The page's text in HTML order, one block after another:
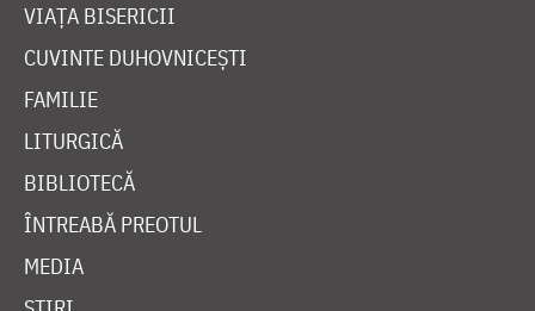
VIAȚA BISERICII
CUVINTE DUHOVNICEȘTI
FAMILIE
LITURGICĂ
BIBLIOTECĂ
ÎNTREABĂ PREOTUL
MEDIA